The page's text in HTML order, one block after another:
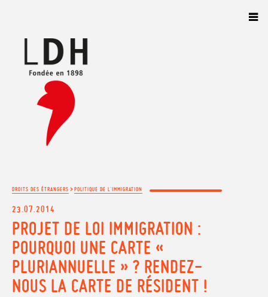
DROITS DES ÉTRANGERS >POLITIQUE DE L'IMMIGRATION
23.07.2014
PROJET DE LOI IMMIGRATION :
POURQUOI UNE CARTE «
PLURIANNUELLE » ? RENDEZ-
NOUS LA CARTE DE RÉSIDENT !